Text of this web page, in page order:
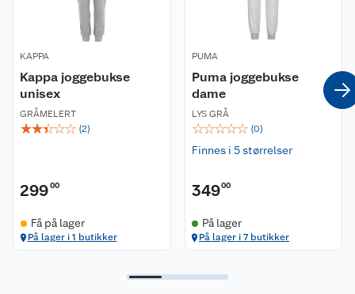
KAPPA
Kappa joggebukse
unisex
GRÅMELERT
☆☆☆☆☆ (2)
29900
Få på lager
På lager i 1 butikker
PUMA
Puma joggebukse
dame
LYS GRÅ
☆☆☆☆☆ (0)
Finnes i 5 størrelser
34900
På lager
På lager i 7 butikker
Våre butikker
Våre merkevarer
Coop kjeder
Ledige stillinger
Reklamasjon og garanti
Ofte stilte spørsmål
Betalingsalternativer
Leveringsalternativer
Kjøpsvilkår
Åpent kjøp
Klikk og hent
Festdrakter til hele familien
Hagemøbler og utemøbler